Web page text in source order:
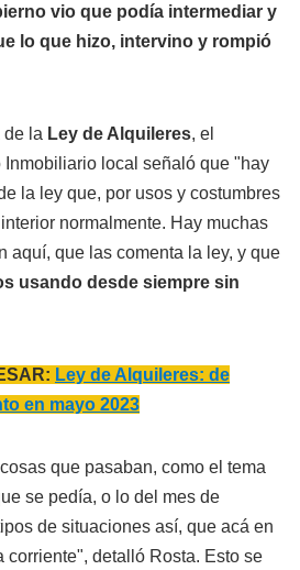
vio que podía intermediar y
lo que hizo, intervino y rompió
de la Ley de Alquileres, el
local señaló que "hay
la ley que, por usos y costumbres
normalmente. Hay muchas
aquí, que las comenta la ley, y que
usando desde siempre sin
Ley de Alquileres: de
en mayo 2023
que pasaban, como el tema
se pedía, o lo del mes de
de situaciones así, que acá en
corriente", detalló Rosta. Esto se